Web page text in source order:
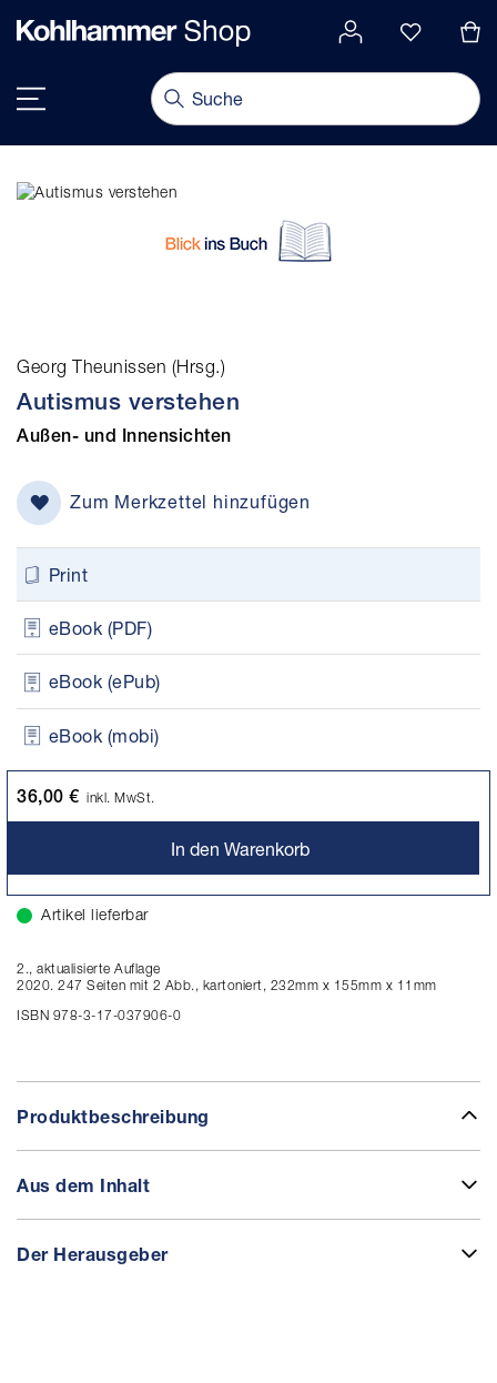
springen
Georg Theunissen (Hrsg.)
Autismus verstehen
Außen- und Innensichten
Zum Merkzettel hinzufügen
Print
eBook (PDF)
eBook (ePub)
eBook (mobi)
36,00 € inkl. MwSt.
In den Warenkorb
Artikel lieferbar
2., aktualisierte Auflage
2020. 247 Seiten mit 2 Abb., kartoniert, 232mm x 155mm x 11mm
ISBN 978-3-17-037906-0
Produktbeschreibung
Aus dem Inhalt
Der Herausgeber